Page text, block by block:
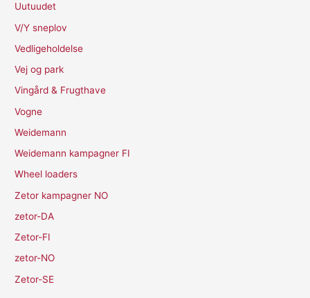
Uutuudet
V/Y sneplov
Vedligeholdelse
Vej og park
Vingård & Frugthave
Vogne
Weidemann
Weidemann kampagner FI
Wheel loaders
Zetor kampagner NO
zetor-DA
Zetor-FI
zetor-NO
Zetor-SE